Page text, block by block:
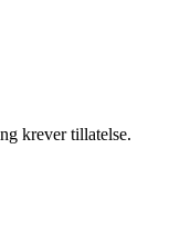
krever tillatelse.